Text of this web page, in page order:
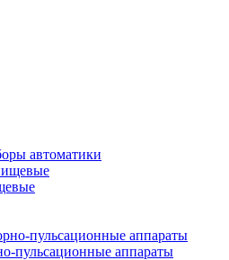
автоматики
пульсационные аппараты